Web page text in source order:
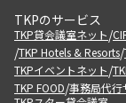
TKPのサービス
TKP貸会議室ネット/
/TKP Hotels & Resorts/
TKPイベントネット/
TKP FOOD/事務局代行